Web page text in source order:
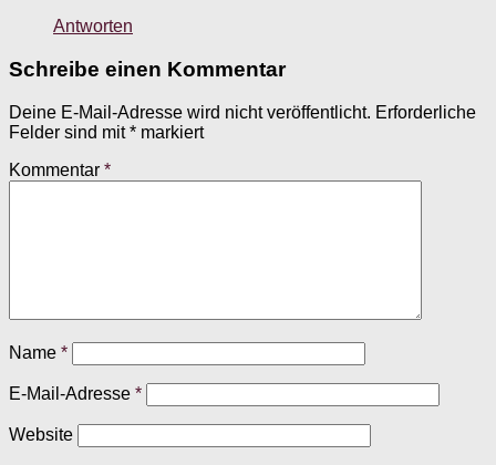
Antworten
Schreibe einen Kommentar
Deine E-Mail-Adresse wird nicht veröffentlicht. Erforderliche
Felder sind mit* markiert
Kommentar *
Name *
E-Mail-Adresse *
Website